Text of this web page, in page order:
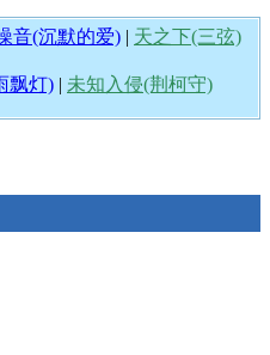
音(沉默的爱) | 天之下(三弦)
飘灯) | 未知入侵(荆柯守)